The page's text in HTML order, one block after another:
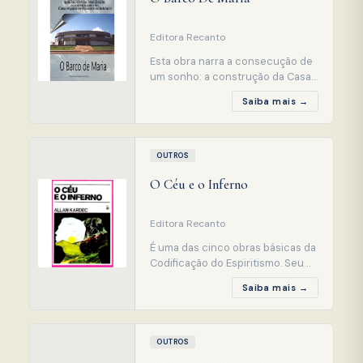
Editora Recanto
Esta obra narra a consecução de
um sonho: a construção da Casa
Espírita Recanto de Maria. Para
essa tarefa foi escolhida pelo
plano superior a médium Irene
Pacheco Machado, que, sob a
tutela de Francisca Theresa, sua
punhado de almas, sob a
Saiba mais →
OUTROS
O Céu e o Inferno
Editora Recanto
É uma das cinco obras básicas da
Codificação do Espiritismo. Seu
principal escopo é explicar a
Justiça de Deus à luz da Doutrina
Espírita. Objetiva demonstrar a
imortalidade do Espírito e a
condição que ele usufruirá no
Saiba mais →
OUTROS